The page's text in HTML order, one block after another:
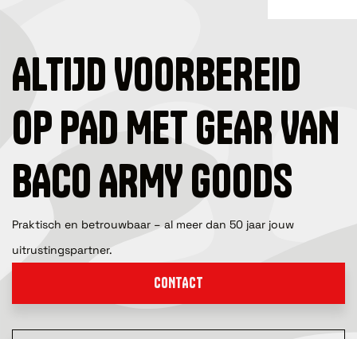
ALTIJD VOORBEREID
OP PAD MET GEAR VAN
BACO ARMY GOODS
Praktisch en betrouwbaar – al meer dan 50 jaar jouw
uitrustingspartner.
CONTACT